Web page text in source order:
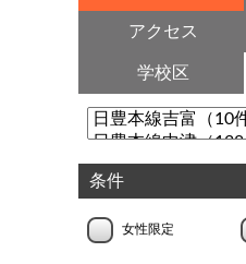
アクセス
学校区
条件
女性限定